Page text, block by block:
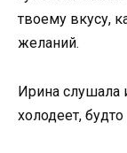
твоему вкусу,
желаний.
Ирина слушала
холодеет,